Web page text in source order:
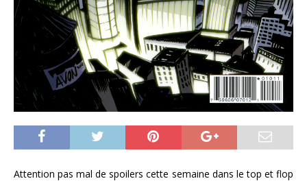
Attention pas mal de spoilers cette semaine dans le top et flop